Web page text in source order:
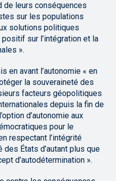
de leurs conséquences
sur les populations
solutions politiques
sur l’intégration et la
».
en avant l’autonomie « en
la souveraineté des
facteurs géopolitiques
depuis la fin de
d’autonomie aux
pour le
respectant l’intégrité
États d’autant plus que
d’autodétermination ».